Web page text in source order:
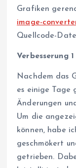
Grafiken
image-
Quellcode-
Verbesserung 1
Nachdem das
es einige Tage
Änderungen
Um die
können, habe
geschmökert
getrieben.